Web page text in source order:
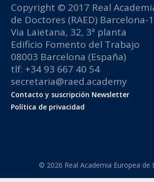
Copyright © 2017 Real
de Doctores (RAED) Barcelona-
Via Laietana, 32, 3ª planta
Edificio Fomento del Trabajo
08003 Barcelona (España)
tlf: +34 93 667 40 54
secretaria@raed.academy
Contacto y suscripción Newsletter
Política de privacidad
© 2026 Real Academia Europea de